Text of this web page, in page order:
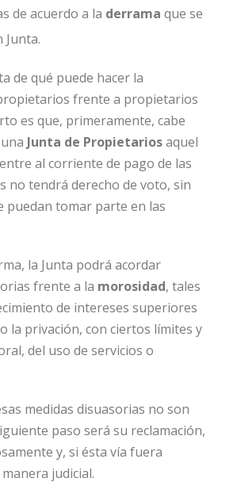
de acuerdo a la derrama que se
Junta.
de qué puede hacer la
frente a propietarios
es que, primeramente, cabe
Junta de Propietariosaquel
al corriente de pago de las
no tendrá derecho de voto, sin
puedan tomar parte en las
la Junta podrá acordar
frente a la morosidad, tales
de intereses superiores
la privación, con ciertos límites y
del uso de servicios o
medidas disuasorias no son
paso será su reclamación,
y, si ésta vía fuera
judicial.